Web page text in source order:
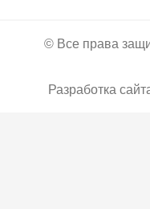
© Все права
Разработка